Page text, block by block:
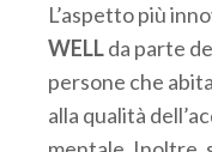
L’aspetto più
WELLda parte
persone che
alla qualità